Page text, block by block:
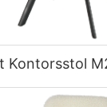
Kontorsstol